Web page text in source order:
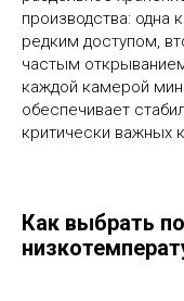
производства: одна
редким доступом,
частым
каждой камерой
обеспечивает
критически важных
Как выбрать